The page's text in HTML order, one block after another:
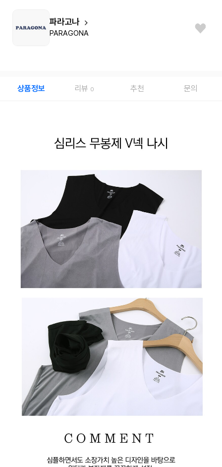
파라고나
PARAGONA
상품정보 리뷰 0 추천 문의